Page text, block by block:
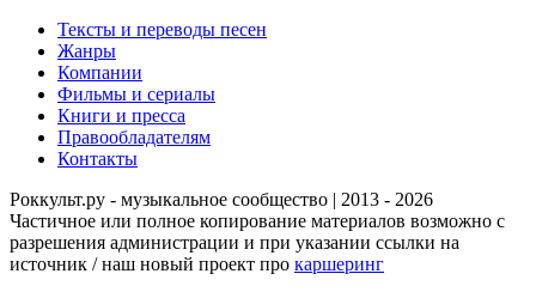
Тексты и переводы песен
Жанры
Компании
Фильмы и сериалы
Книги и пресса
Правообладателям
Контакты
Роккульт.ру - музыкальное сообщество | 2013 - 2026
Частичное или полное копирование материалов возможно с
разрешения администрации и при указании ссылки на
источник / наш новый проект про каршеринг